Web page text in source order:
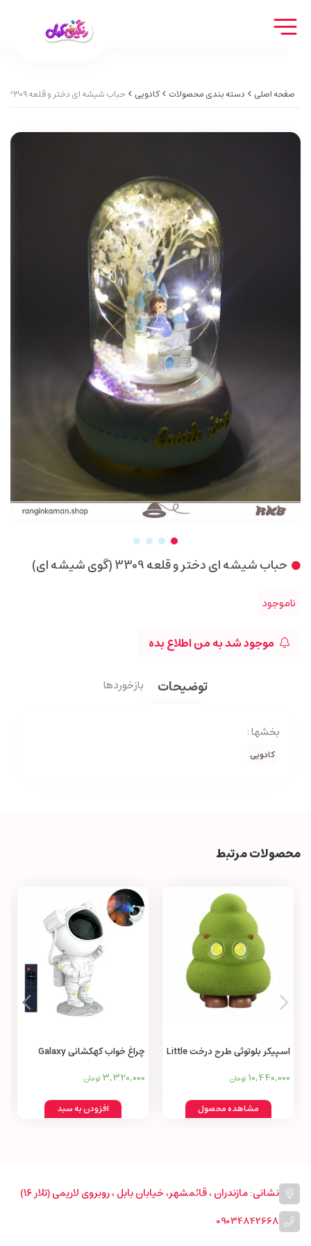
صفحه اصلی دسته بندی محصولات کادویی حباب شیشه ای دختر و قلعه 3309 (گوی شیشه ای)
حباب شیشه ای دختر و قلعه 3309 (گوی شیشه ای)
ناموجود
موجود شد به من اطلاع بده
توضیحات بازخوردها
بخشها :
کادویی
محصولات مرتبط
اسپیکر بلوتوثی طرح درخت Little
bluetooth small
10,440,000 تومان
مشاهده محصول
چراغ خواب کهکشانی Galaxy
projector and night light
3,320,000 تومان
افزودن به سبد
نشانی: مازندران ، قائمشهر، خیابان بابل ، روبروی لاریمی (تلار ۱۶)
09034842668